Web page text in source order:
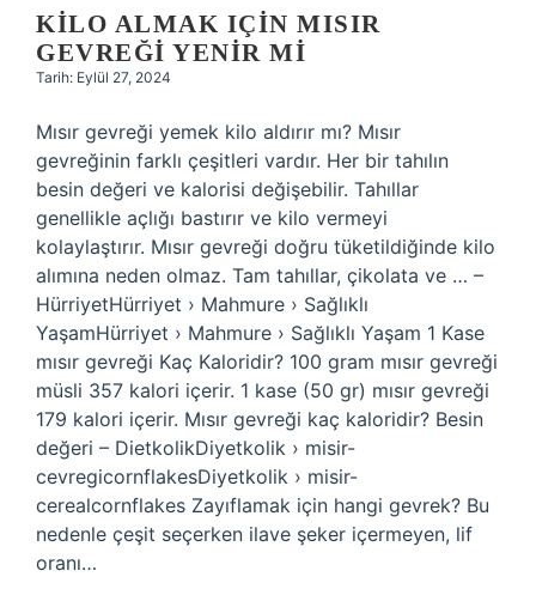
KILO ALMAK IÇIN MISIR
GEVREĞI YENIR MI
Tarih: Eylül 27, 2024
Mısır gevreği yemek kilo aldırır mı? Mısır
gevreğinin farklı çeşitleri vardır. Her bir tahılın
besin değeri ve kalorisi değişebilir. Tahıllar
genellikle açlığı bastırır ve kilo vermeyi
kolaylaştırır. Mısır gevreği doğru tüketildiğinde kilo
alımına neden olmaz. Tam tahıllar, çikolata ve … –
HürriyetHürriyet › Mahmure › Sağlıklı
YaşamHürriyet › Mahmure › Sağlıklı Yaşam 1 Kase
mısır gevreği Kaç Kaloridir? 100 gram mısır gevreği
müsli 357 kalori içerir. 1 kase (50 gr) mısır gevreği
179 kalori içerir. Mısır gevreği kaç kaloridir? Besin
değeri – DietkolikDiyetkolik › misir-
cevregicornflakesDiyetkolik › misir-
cerealcornflakes Zayıflamak için hangi gevrek? Bu
nedenle çeşit seçerken ilave şeker içermeyen, lif
oranı…